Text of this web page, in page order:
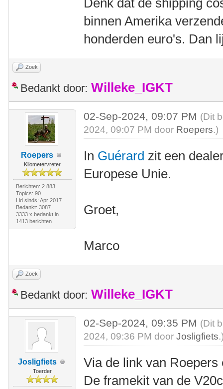
Denk dat de shipping
binnen Amerika
honderden euro's. Dan
Zoek
Bedankt door: Willeke_IGKT
Roepers
Kilometervreter
Berichten: 2.883
Topics: 90
Lid sinds: Apr 2017
Bedankt: 3087
3333 x bedankt in
1413 berichten
02-Sep-2024, 09:07 PM (Dit
2024, 09:07 PM door Roepers.)
In Guérard zit een
Europese Unie.
Groet,
Marco
Zoek
Bedankt door: Willeke_IGKT
Josligfiets
Toerder
02-Sep-2024, 09:35 PM (Dit
2024, 09:36 PM doorJosligfiets
Via de link van
De framekit van de